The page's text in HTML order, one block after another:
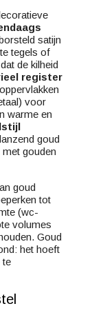
satijn
tegels of
de kilheid
register
voor
warme en
goud
gouden
goud
tot
(wc-
volumes
Goud
het hoeft
te